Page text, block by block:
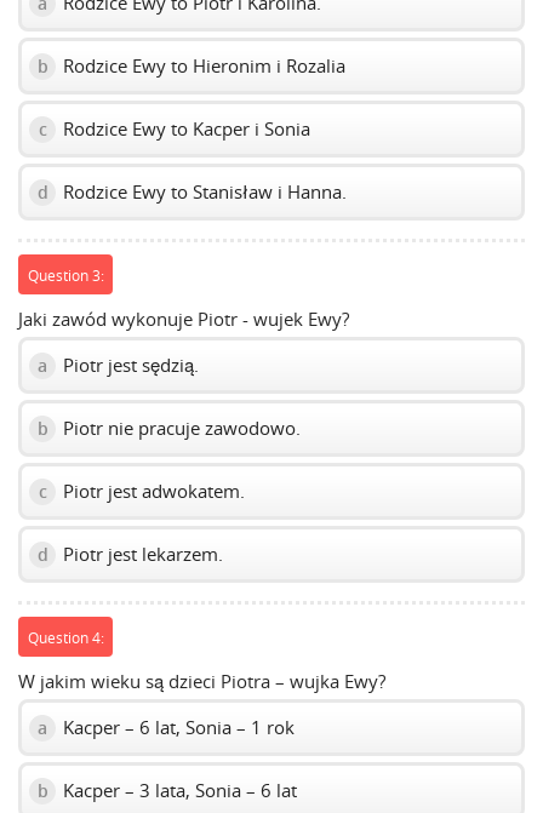
b Rodzice Ewy to Hieronim i Rozalia
c Rodzice Ewy to Kacper i Sonia
d Rodzice Ewy to Stanisław i Hanna.
Question 3:
Jaki zawód wykonuje Piotr - wujek Ewy?
a Piotr jest sędzią.
b Piotr nie pracuje zawodowo.
c Piotr jest adwokatem.
d Piotr jest lekarzem.
Question 4:
W jakim wieku są dzieci Piotra – wujka Ewy?
a Kacper – 6 lat, Sonia – 1 rok
b Kacper – 3 lata, Sonia – 6 lat